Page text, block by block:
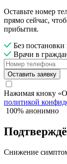
Оставьте номер
прямо сейчас,
прибытия.
Без постановки
Врачи в
Оставить заявку
Нажимая кноку
политикой
100% анонимно
Снижение